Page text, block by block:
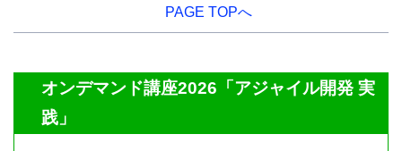
PAGE TOPへ
オンデマンド講座2026「アジャイル開発 実
践 」